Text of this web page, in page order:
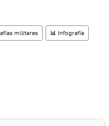
militares 📊 Infografía